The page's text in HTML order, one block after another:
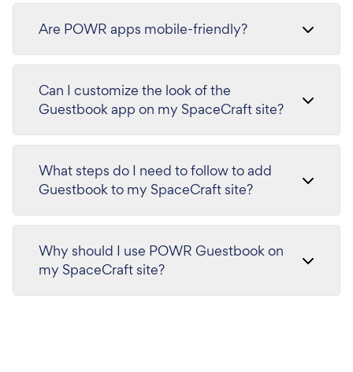
Are POWR apps mobile-friendly?
Can I customize the look of the
Guestbook app on my SpaceCraft site?
What steps do I need to follow to add
Guestbook to my SpaceCraft site?
Why should I use POWR Guestbook on
my SpaceCraft site?